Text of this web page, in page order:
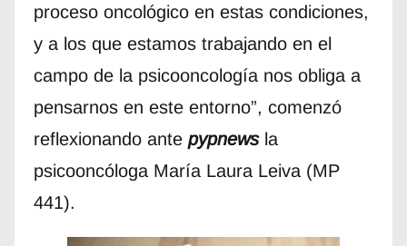
proceso oncológico en estas condiciones,
y a los que estamos trabajando en el
campo de la psicooncología nos obliga a
pensarnos en este entorno”, comenzó
reflexionando ante pypnews la
psicooncóloga María Laura Leiva (MP
441).